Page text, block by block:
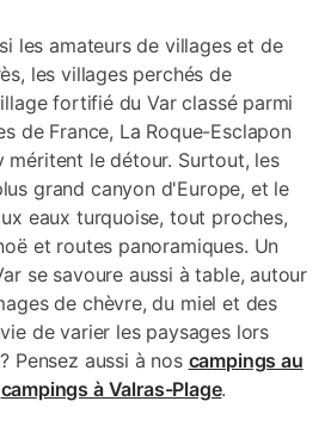
les amateurs de villages et de
les villages perchés de
fortifié du Var classé parmi
de France, La Roque-Esclapon
le détour. Surtout, les
grand canyon d'Europe, et le
eaux turquoise, tout proches,
et routes panoramiques. Un
se savoure aussi à table, autour
de chèvre, du miel et des
de varier les paysages lors
Pensez aussi à nos campings au
campings à Valras-Plage.